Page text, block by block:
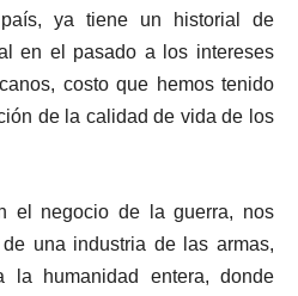
ya tiene un historial de
en el pasado a los intereses
costo que hemos tenido
de la calidad de vida de los
el negocio de la guerra, nos
una industria de las armas,
la humanidad entera, donde